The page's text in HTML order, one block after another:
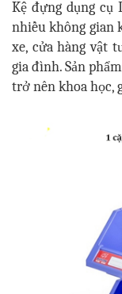
Kệ đựng dụng cụ
nhiều không gian
xe, cửa hàng vật
gia đình. Sản
trở nên khoa học,